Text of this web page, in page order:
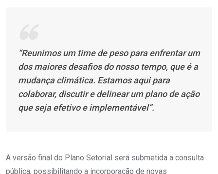
“Reunimos um time de peso para enfrentar um
dos maiores desafios do nosso tempo, que é a
mudança climática. Estamos aqui para
colaborar, discutir e delinear um plano de ação
que seja efetivo e implementável”.
A versão final do Plano Setorial será submetida a consulta
pública, possibilitando a incorporação de novas